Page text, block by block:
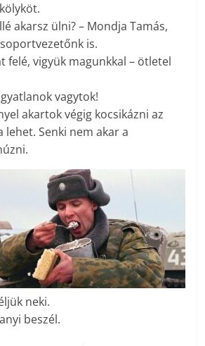
akarsz ülni? – Mondja Tamás,
is.
felé, vigyük magunkkal – ötletel
vagytok!
akartok végig kocsikázni az
lehet. Senki nem akar a
neki.
beszél.